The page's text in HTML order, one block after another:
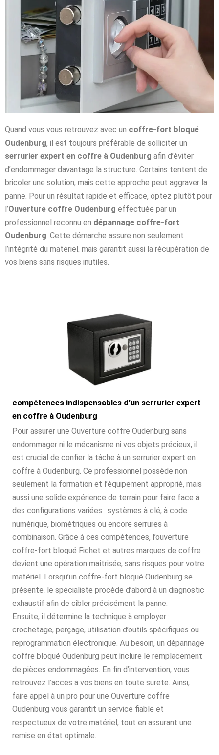
Quand vous vous retrouvez avec un coffre-fort bloqué
Oudenburg, il est toujours préférable de solliciter un
serrurier expert en coffre à Oudenburg afin d’éviter
d’endommager davantage la structure. Certains tentent de
bricoler une solution, mais cette approche peut aggraver la
panne. Pour un résultat rapide et efficace, optez plutôt pour
l’Ouverture coffre Oudenburg effectuée par un
professionnel reconnu en dépannage coffre-fort
Oudenburg. Cette démarche assure non seulement
l’intégrité du matériel, mais garantit aussi la récupération de
vos biens sans risques inutiles.
compétences indispensables d’un serrurier expert
en coffre à Oudenburg
Pour assurer une Ouverture coffre Oudenburg sans
endommager ni le mécanisme ni vos objets précieux, il
est crucial de confier la tâche à un serrurier expert en
coffre à Oudenburg. Ce professionnel possède non
seulement la formation et l’équipement approprié, mais
aussi une solide expérience de terrain pour faire face à
des configurations variées : systèmes à clé, à code
numérique, biométriques ou encore serrures à
combinaison. Grâce à ces compétences, l’ouverture
coffre-fort bloqué Fichet et autres marques de coffre
devient une opération maîtrisée, sans risques pour votre
matériel. Lorsqu’un coffre-fort bloqué Oudenburg se
présente, le spécialiste procède d’abord à un diagnostic
exhaustif afin de cibler précisément la panne.
Ensuite, il détermine la technique à employer :
crochetage, perçage, utilisation d’outils spécifiques ou
reprogrammation électronique. Au besoin, un dépannage
coffre bloqué Oudenburg peut inclure le remplacement
de pièces endommagées. En fin d’intervention, vous
retrouvez l’accès à vos biens en toute sûreté. Ainsi,
faire appel à un pro pour une Ouverture coffre
Oudenburg vous garantit un service fiable et
respectueux de votre matériel, tout en assurant une
remise en état optimale.